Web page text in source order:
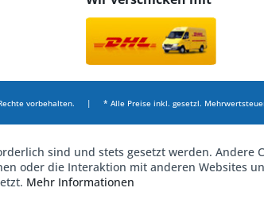
vorbehalten. | * Alle Preise inkl. gesetzl.
sind und stets gesetzt werden. Andere
oder die Interaktion mit anderen Websites
Mehr Informationen